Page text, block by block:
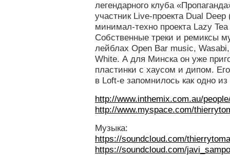
легендарного клуба
участник Live-проекта Dual
минимал-техно проекта Lazy
Собственные треки и ремиксы
лейблах Open Bar music,
White. А для Минска он уже
пластинки с хаусом и дипом.
в Loft-е запомнилось как одно
http://www.inthemix.com.au/
http://www.myspace.com/
Музыка:
https://soundcloud.com/
https://soundcloud.com/